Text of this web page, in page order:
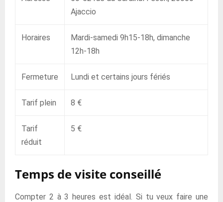
Ajaccio
Horaires
Mardi-samedi 9h15-18h, dimanche
12h-18h
Fermeture Lundi et certains jours fériés
Tarif plein 8 €
Tarif
réduit
5 €
Temps de visite conseillé
Compter 2 à 3 heures est idéal. Si tu veux faire une